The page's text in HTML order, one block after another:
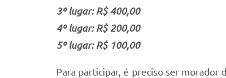
3º lugar: R$ 400,00
4º lugar: R$ 200,00
5º lugar: R$ 100,00
Para participar, é preciso ser morador